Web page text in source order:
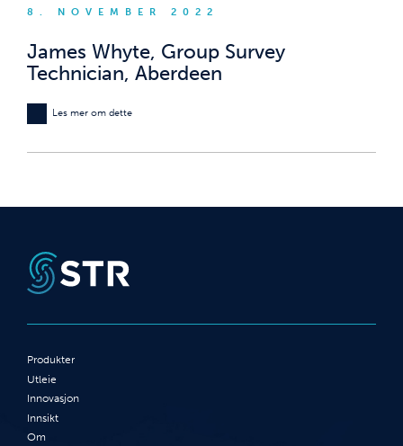
8. NOVEMBER 2022
James Whyte, Group Survey
Technician, Aberdeen
Les mer om dette
Produkter
Utleie
Innovasjon
Innsikt
Om